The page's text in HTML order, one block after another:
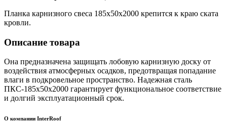
​Планка карнизного свеса 185х50х2000 крепится к краю ската
кровли.
Описание товара
Она предназначена защищать лобовую карнизную доску от
воздействия атмос­ферных осадков, предотвращая попадание
влаги в подкровельное пространство. Надежная сталь
ПКС-185х50х2000 гарантирует функциональное соответствие
и долгий эксплуатационный срок.
О компании InterRoof